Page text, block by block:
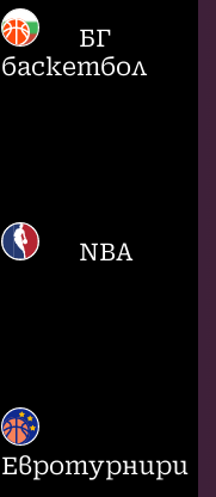
БГ
баскетбол
NBA
Евротурнири